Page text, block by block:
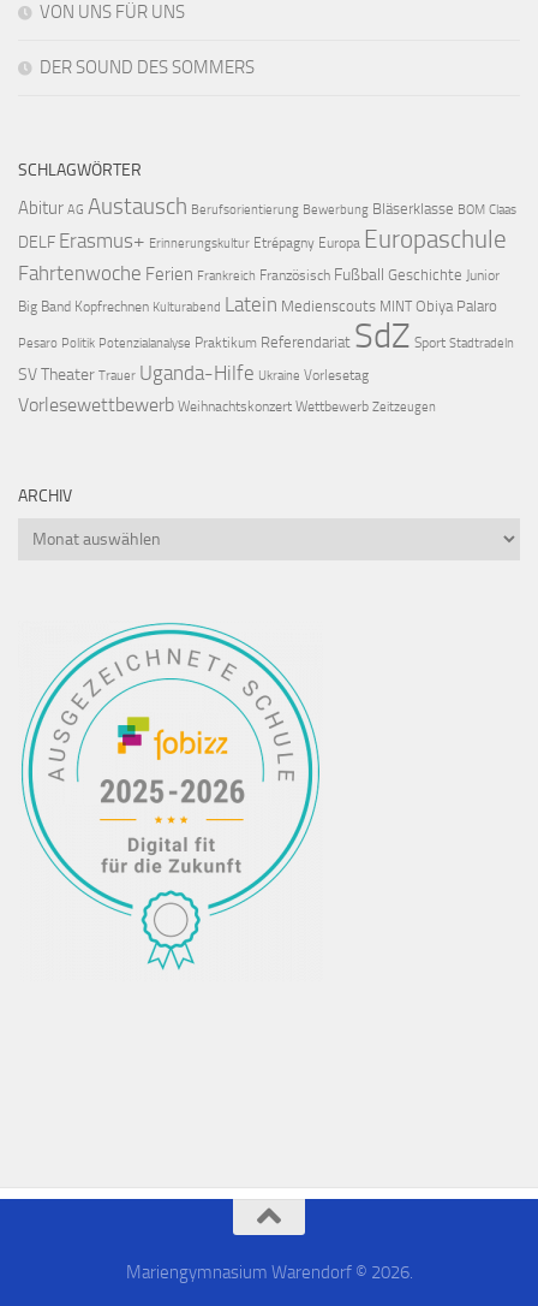
VON UNS FÜR UNS
DER SOUND DES SOMMERS
SCHLAGWÖRTER
Abitur AG Austausch Berufsorientierung Bewerbung Bläserklasse BOM Claas
DELF Erasmus+ Erinnerungskultur Etrépagny Europa Europaschule
Fahrtenwoche Ferien Frankreich Französisch Fußball Geschichte Junior
Big Band Kopfrechnen Kulturabend Latein Medienscouts MINT Obiya Palaro
Pesaro Politik Potenzialanalyse Praktikum Referendariat SdZ Sport Stadtradeln
SVTheater Trauer Uganda-Hilfe Ukraine Vorlesetag
Vorlesewettbewerb Weihnachtskonzert Wettbewerb Zeitzeugen
ARCHIV
Mariengymnasium Warendorf © 2026.